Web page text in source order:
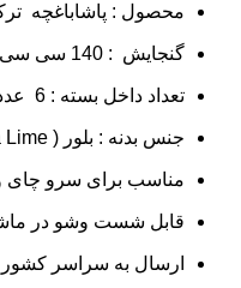
محصول : پاشاباغچه
گنجایش : 140 سی سی
تعداد داخل بسته : 6 عدد
جنس بدنه : بلور ( Soda Lime )
مناسب برای سرو چای
قابل شست وشو در
ارسال به سراسر کشور